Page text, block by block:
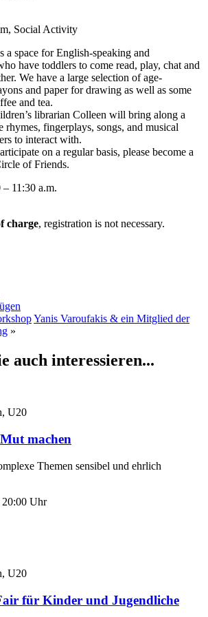
Social Activity
a space for English-speaking and
have toddlers to come read, play, chat and
We have a large selection of age-
and paper for drawing as well as some
and tea.
librarian Colleen will bring along a
rhymes, fingerplays, songs, and musical
to interact with.
on a regular basis, please become a
of Friends.
11:30 a.m.
charge, registration is not necessary.
Yanis Varoufakis & ein Mitglied der
»
auch interessieren...
U20
machen
Themen sensibel und ehrlich
20:00 Uhr
U20
für Kinder und Jugendliche